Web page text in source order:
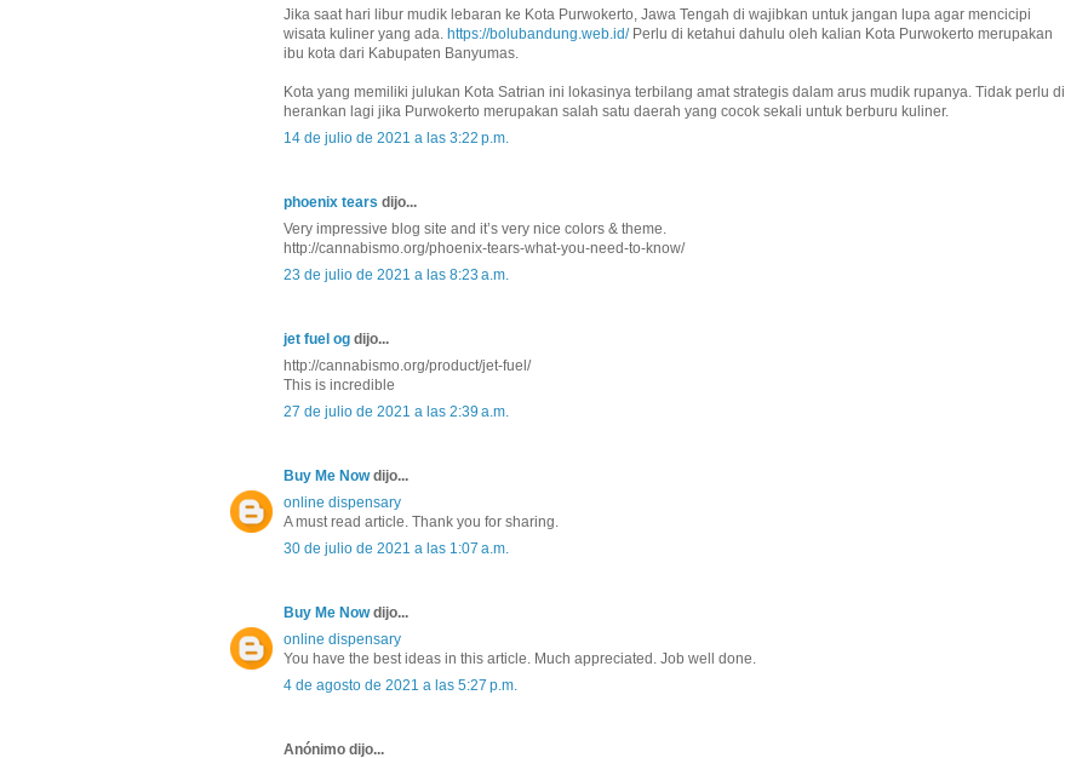
Jika saat hari libur mudik lebaran ke Kota Purwokerto, Jawa Tengah di wajibkan untuk jangan lupa agar mencicipi
wisata kuliner yang ada. https://bolubandung.web.id/Perlu di ketahui dahulu oleh kalian Kota Purwokerto merupakan
ibu kota dari Kabupaten Banyumas.
Kota yang memiliki julukan Kota Satrian ini lokasinya terbilang amat strategis dalam arus mudik rupanya. Tidak perlu di
herankan lagi jika Purwokerto merupakan salah satu daerah yang cocok sekali untuk berburu kuliner.
14 de julio de 2021 a las 3:22 p.m.
phoenix tears dijo...
Very impressive blog site and it’s very nice colors & theme.
http://cannabismo.org/phoenix-tears-what-you-need-to-know/
23 de julio de 2021 a las 8:23 a.m.
jet fuel og dijo...
http://cannabismo.org/product/jet-fuel/
This is incredible
27 de julio de 2021 a las 2:39 a.m.
Buy Me Nowdijo...
online dispensary
A must read article. Thank you for sharing.
30 de julio de 2021 a las 1:07 a.m.
Buy Me Nowdijo...
online dispensary
You have the best ideas in this article. Much appreciated. Job well done.
4 de agosto de 2021 a las 5:27 p.m.
Anónimo dijo...